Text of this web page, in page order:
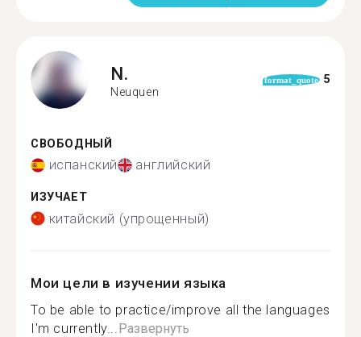
N.
Neuquen
format_quote 5
СВОБОДНЫЙ
испанский английский
ИЗУЧАЕТ
китайский (упрощенный)
Мои цели в изучении языка
To be able to practice/improve all the languages
I'm currently... Развернуть